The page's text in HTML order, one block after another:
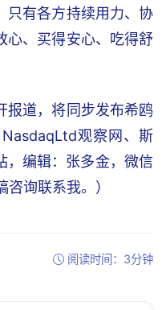
只有各方持续用力、协
心、买得安心、吃得舒
报道，将同步发布希鸥
观察网、斯
，编辑：张多金，微信
询联系我。）
阅读时间：3分钟